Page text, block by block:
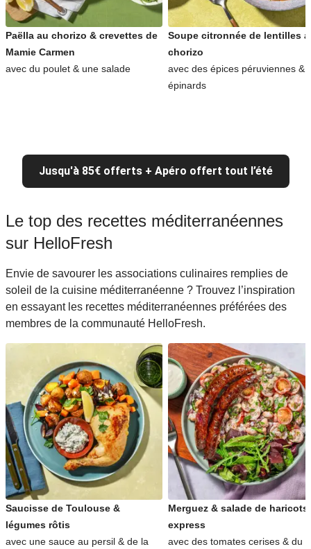
Paëlla au chorizo & crevettes de
Mamie Carmen
avec du poulet & une salade
Soupe citronnée de lentilles
chorizo
avec des épices péruviennes &
épinards
Jusqu'à 85€ offerts + Apéro offert tout l’été
Le top des recettes méditerranéennes
sur HelloFresh
Envie de savourer les associations culinaires remplies de
soleil de la cuisine méditerranéenne ? Trouvez l’inspiration
en essayant les recettes méditerranéennes préférées des
membres de la communauté HelloFresh.
Saucisse de Toulouse &
légumes rôtis
avec une sauce au persil & de la
Merguez & salade de haricots
express
avec des tomates cerises & du